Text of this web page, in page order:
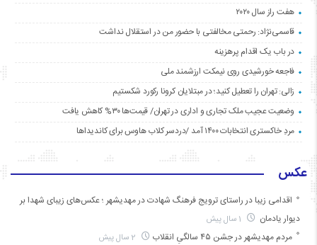
هفت راز سال ۲۰۲۰
قاسمی‌نژاد: رحمتی مخالفتی با حضور من در استقلال نداشت
در باب یک اقدام پرهزینه
فاجعه خورشیدی روی نیمکت ارزشمند ملی
زالی: تهران را تعطیل کنید؛ در مبتلایان کرونا رکورد شکستیم
وضعیت عجیب ملک تجاری و اداری در تهران/ قیمت‌ها ۳۰% کاهش یافت
مردِ خاکستری انتخابات ۱۴۰۰ آمد /دردسر کلاب هاوس برای کاندیداها
عکس
اقدامی زیبا در راستای ترویج فرهنگ شهادت در مهدیشهر ؛ عکس‌های زیبای شهدا بر
دیوار یادمان
مردم مهدیشهر در جشن ۴۵ سالگیِ انقلاب